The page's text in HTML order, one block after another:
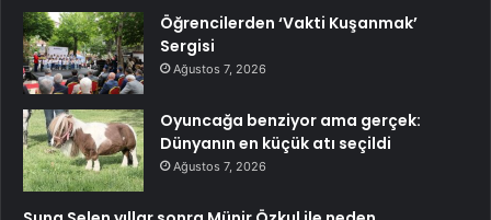
Öğrencilerden ‘Vakti Kuşanmak’
Sergisi
Ağustos 7, 2026
Oyuncağa benziyor ama gerçek:
Dünyanın en küçük atı seçildi
Ağustos 7, 2026